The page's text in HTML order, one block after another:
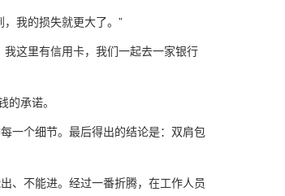
我的损失就更大了。”
这里有信用卡，我们一起去一家银行
承诺。
一个细节。最后得出的结论是：双肩包
、不能进。经过一番折腾，在工作人员